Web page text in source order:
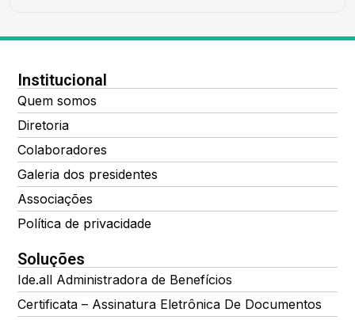
Institucional
Quem somos
Diretoria
Colaboradores
Galeria dos presidentes
Associações
Política de privacidade
Soluções
Ide.all Administradora de Benefícios
Certificata – Assinatura Eletrônica De Documentos